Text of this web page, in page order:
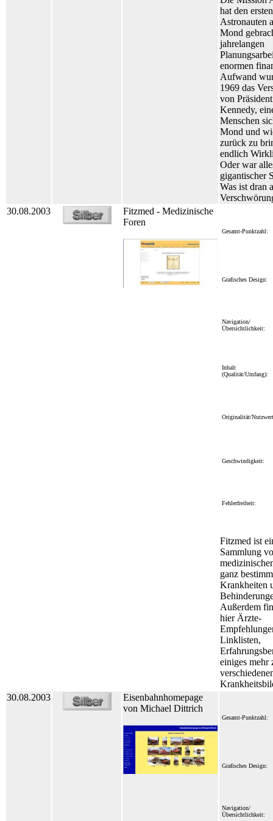
hat den ersten
Astronauten
Mond
jahrelangen
enormen
Aufwand
1969 das
von
Kennedy,
Menschen
Mond und
zurück zu
endlich
Oder war
gigantischer
Was ist dran
30.08.2003
Fitzmed - Medizinische
Foren
Gesamt-Punktzahl:
Grafisches Design:
Navigation/
Übersichtlichkeit:
Inhalt
(Qualität/Umfang):
Originalität/
Geschwindigkeit:
Fehlerfreiheit:
Fitzmed ist
Sammlung
ganz
Krankheiten
Außerdem
hier Ärzte-
Linklisten,
einiges mehr
30.08.2003
Eisenbahnhomepage
von Michael Dittrich
Gesamt-Punktzahl:
Grafisches Design:
Navigation/
Übersichtlichkeit: